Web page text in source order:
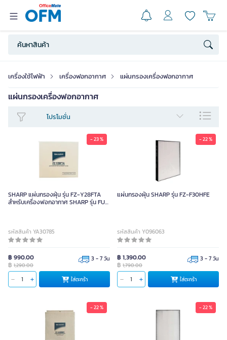
เครื่องใช้ไฟฟ้า เครื่องฟอกอากาศ แผ่นกรองเครื่องฟอกอากาศ
แผ่นกรองเครื่องฟอกอากาศ
โปรโมชั่น
- 23 %
SHARP แผ่นกรองฝุ่น รุ่น FZ-Y28FTA
สำหรับเครื่องฟอกอากาศ SHARP รุ่น FU-
รหัสสินค้า YA30785
฿ 990.00
฿ 1,290.00
3 - 7 วัน
ใส่ตะกร้า
- 22 %
แผ่นกรองฝุ่น SHARP รุ่น FZ-F30HFE
รหัสสินค้า Y096063
฿ 1,390.00
฿ 1,790.00
3 - 7 วัน
ใส่ตะกร้า
- 22 % - 22 %